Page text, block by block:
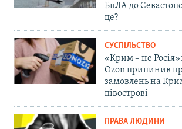
БпЛА до
це?
СУСПІЛЬСТВО
«Крим – не
Ozon припинив
замовлень на
півострові
ПРАВА ЛЮДИНИ